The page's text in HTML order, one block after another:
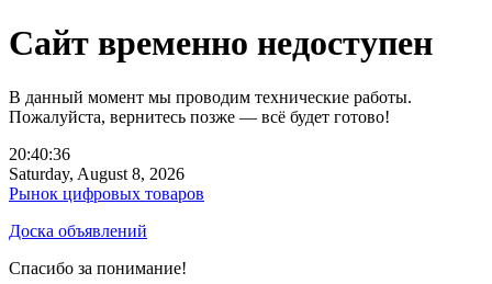
Сайт временно недоступен
В данный момент мы проводим технические работы.
Пожалуйста, вернитесь позже — всё будет готово!
20:40:36
Saturday, August 8, 2026
Рынок цифровых товаров
Доска объявлений
Спасибо за понимание!